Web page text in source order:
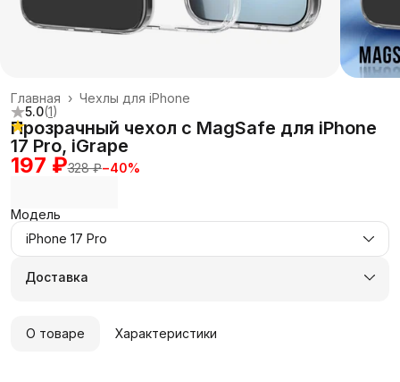
Чехлы для iPhone
Главная ›
5.0(1)
Прозрачный чехол с MagSafe для iPhone
17 Pro, iGrape
197 ₽328 ₽−40%
Модель
iPhone 17 Pro
Доставка
О товаре Характеристики